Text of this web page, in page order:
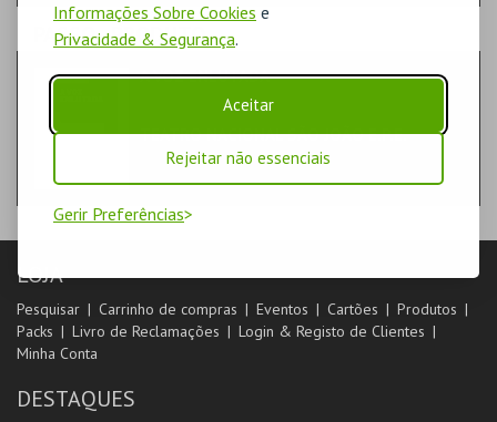
Informações Sobre Cookies e
Privacidade & Segurança.
Aceitar
Rejeitar não essenciais
Gerir Preferências
PASSO- PRODUTO
A VOZ ENLUTADA
TEATRO NACIONAL SÃO JOÃO E.P.E.
LOJA
Pesquisar Carrinho de compras Eventos Cartões
Produtos
Packs
Livro de Reclamações
Login & Registo de Clientes
Minha Conta
DESTAQUES